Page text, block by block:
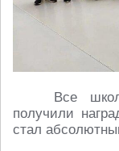
Все
получили
стал